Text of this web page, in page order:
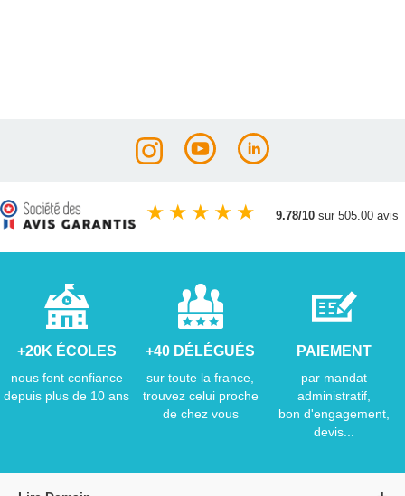
★ ★ ★ ★ ★ 9.78/10 sur 505.00 avis
+20K ÉCOLES
nous font confiance
depuis plus de 10 ans
+40 DÉLÉGUÉS
sur toute la france,
trouvez celui proche
de chez vous
PAIEMENT
par mandat
administratif,
bon d'engagement,
devis...